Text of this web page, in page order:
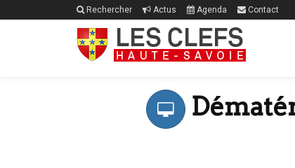
Rechercher Actus Agenda Contact